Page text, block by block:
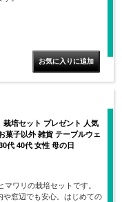
栽培セット プレゼント 人気
菓子以外 雑貨 テーブルウェ
代 40代 女性 母の日
マワリの栽培セットです。
や窓辺でも安心。はじめての